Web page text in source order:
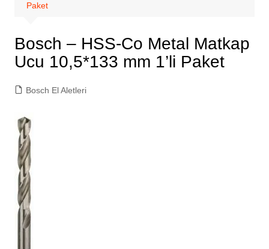
Paket
Bosch – HSS-Co Metal Matkap
Ucu 10,5*133 mm 1’li Paket
Bosch El Aletleri